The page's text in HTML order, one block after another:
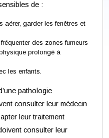
de :
aérer, garder les fenêtres et
des zones fumeurs
prolongé à
les enfants.
pathologie
consulter leur médecin
leur traitement
consulter leur